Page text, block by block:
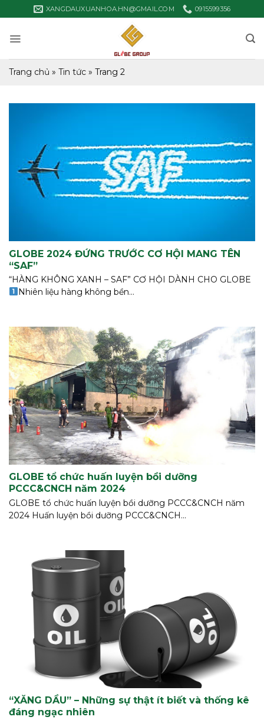
qua
dung
XANGDAUXUANHOA.HN@GMAIL.COM 0915599356
Trang chủ » Tin tức » Trang 2
GLOBE 2024 ĐỨNG TRƯỚC CƠ HỘI MANG TÊN
“SAF”
“HÀNG KHÔNG XANH – SAF” CƠ HỘI DÀNH CHO GLOBE
Nhiên liệu hàng không bền...
GLOBE tổ chức huấn luyện bồi dưỡng
PCCC&CNCH năm 2024
GLOBE tổ chức huấn luyện bồi dưỡng PCCC&CNCH năm
2024 Huấn luyện bồi dưỡng PCCC&CNCH...
“XĂNG DẦU” – Những sự thật ít biết và thống kê
đáng ngạc nhiên